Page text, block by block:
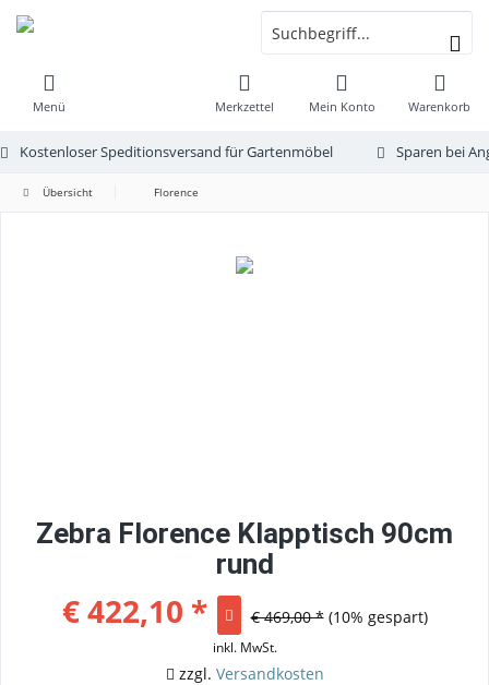
Menü Warenkorb
Merkzettel Mein Konto
Kostenloser Speditionsversand für Gartenmöbel Sparen bei
Übersicht Florence
Zebra Florence Klapptisch 90cm
rund
€ 422,10 * € 469,00 * (10% gespart)
inkl. MwSt.
zzgl. Versandkosten